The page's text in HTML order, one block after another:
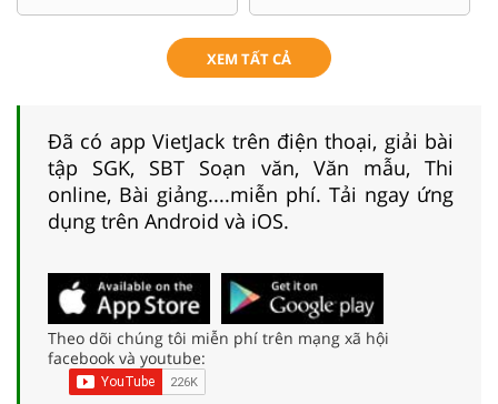
XEM TẤT CẢ
Đã có app VietJack trên điện thoại, giải bài
tập SGK, SBT Soạn văn, Văn mẫu, Thi
online, Bài giảng....miễn phí. Tải ngay ứng
dụng trên Android và iOS.
Theo dõi chúng tôi miễn phí trên mạng xã hội
facebook và youtube: